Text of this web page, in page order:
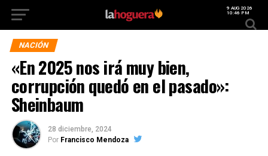
9 AUG 2026
10:46 PM
NACIÓN
«En 2025 nos irá muy bien,
corrupción quedó en el pasado»:
Sheinbaum
28 diciembre, 2024
Por Francisco Mendoza